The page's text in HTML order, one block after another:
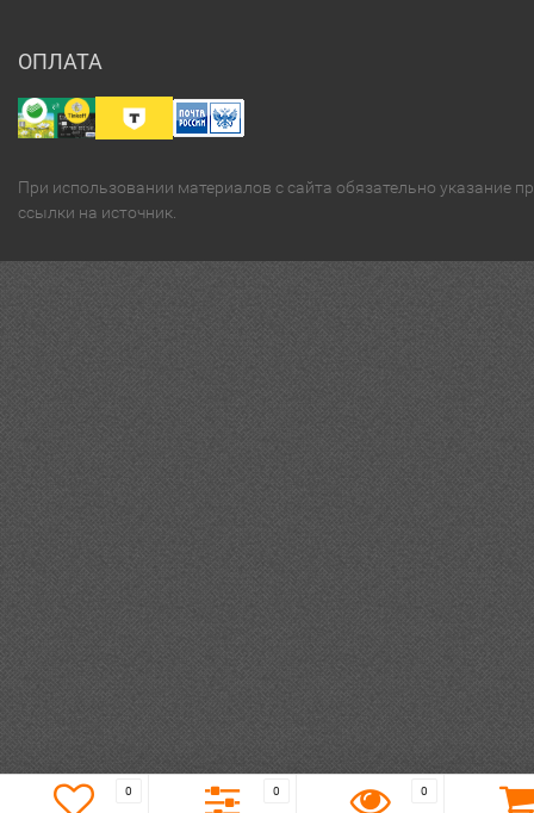
ОПЛАТА
При использовании материалов с сайта обязательно указание
ссылки на источник.
0 0 0